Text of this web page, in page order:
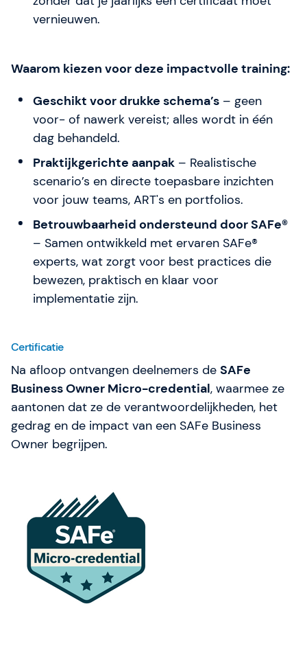
vernieuwen.
Waarom kiezen voor deze impactvolle training:
Geschikt voor drukke schema’s – geen
voor- of nawerk vereist; alles wordt in één
dag behandeld.
Praktijkgerichte aanpak – Realistische
scenario’s en directe toepasbare inzichten
voor jouw teams, ART's en portfolios.
Betrouwbaarheid ondersteund door SAFe®
– Samen ontwikkeld met ervaren SAFe®
experts, wat zorgt voor best practices die
bewezen, praktisch en klaar voor
implementatie zijn.
Certificatie
Na afloop ontvangen deelnemers de SAFe
Business Owner Micro-credential, waarmee ze
aantonen dat ze de verantwoordelijkheden, het
gedrag en de impact van een SAFe Business
Owner begrijpen.